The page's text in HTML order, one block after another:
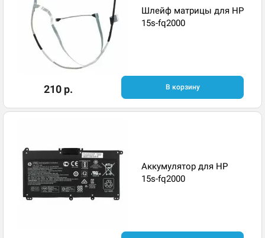
Шлейф матрицы для HP
15s-fq2000
210 р. В корзину
Аккумулятор для HP
15s-fq2000